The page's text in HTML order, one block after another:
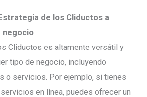
de los Cliductos a
negocio
Cliductos es altamente versátil y
tipo de negocio, incluyendo
o servicios. Por ejemplo, si tienes
en línea, puedes ofrecer un